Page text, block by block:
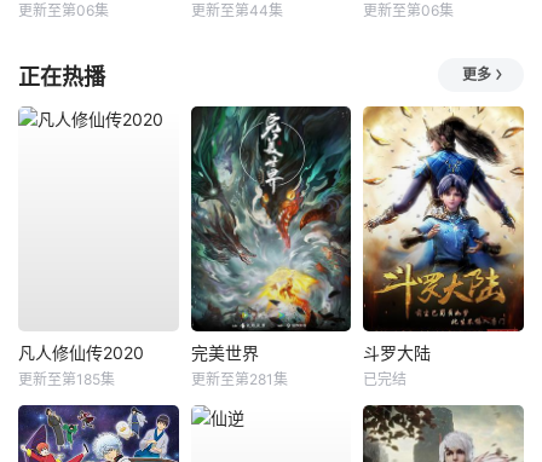
更新至第06集 更新至第44集 更新至第06集
正在热播 更多
凡人修仙传2020
更新至第185集
完美世界
更新至第281集
斗罗大陆
已完结